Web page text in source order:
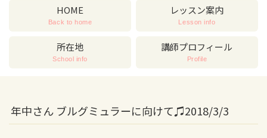
HOME
Back to home
レッスン案内
Lesson info
所在地
School info
講師プロフィール
Profile
年中さん ブルグミュラーに向けて♫2018/3/3